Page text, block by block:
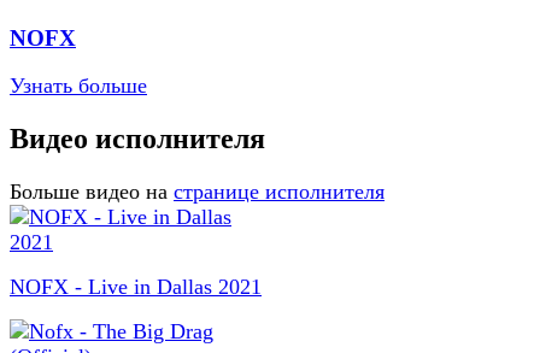
NOFX
Узнать больше
Видео исполнителя
Больше видео на странице исполнителя
NOFX - Live in Dallas 2021